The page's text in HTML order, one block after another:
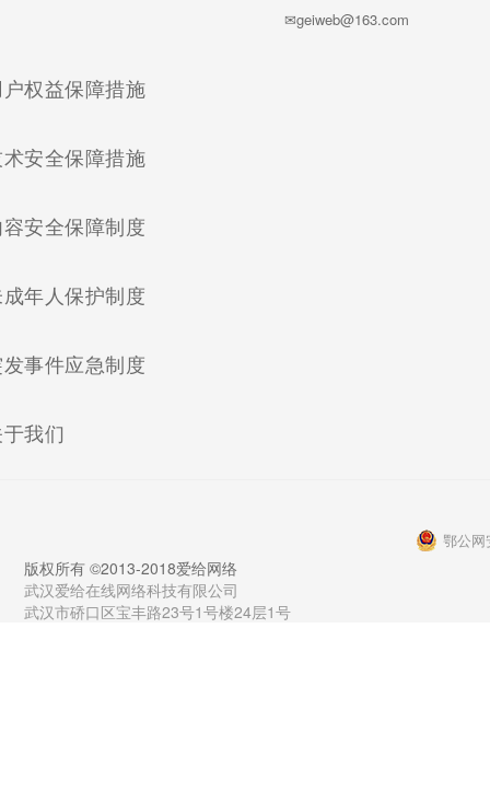
geiweb@163.com
权益保障措施(current)
安全保障措施(current)
安全保障制度
年人保护制度
事件应急制度
我们
鄂公网
版权所有 ©2013-2018爱给网络
武汉爱给在线网络科技有限公司
武汉市硚口区宝丰路23号1号楼24层1号